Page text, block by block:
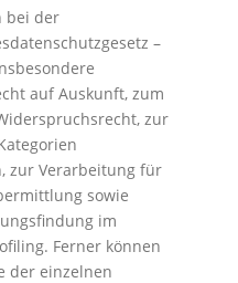
bei der
–
auf Auskunft, zum
zur
zur Verarbeitung für
sowie
im
Ferner können
der einzelnen